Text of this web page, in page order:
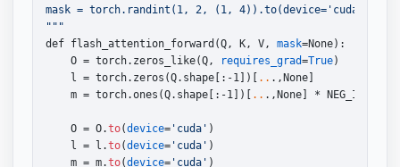
mask = torch.randint(1, 2, (1, 4)).to(device='cuda')
" ""
def flash_attention_forward(Q, K, V, mask=None):
    O = torch.zeros_like(Q,
requires_grad=True)
    l = torch.zeros(Q.shape[:-1])[
.. .,None]
    m = torch.ones(Q.shape[:-1])[
.. .,None] * NEG_INF
    O = O.
to(device= 'cuda' )
    l = l.
to(device= 'cuda' )
    m = m.
to(device= 'cuda' )